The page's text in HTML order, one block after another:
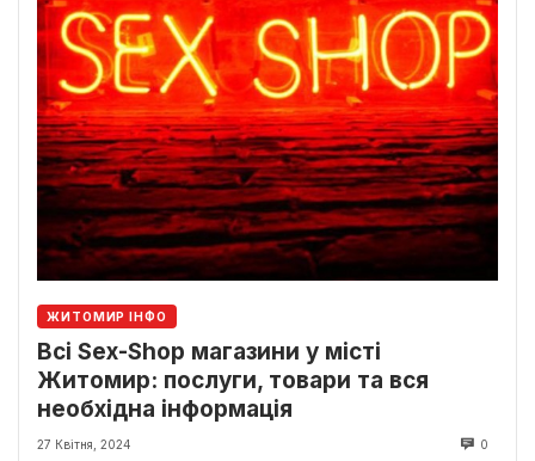
ЖИТОМИР ІНФО
Всі Sex-Shop магазини у місті
Житомир: послуги, товари та вся
необхідна інформація
27 Квітня, 2024 0